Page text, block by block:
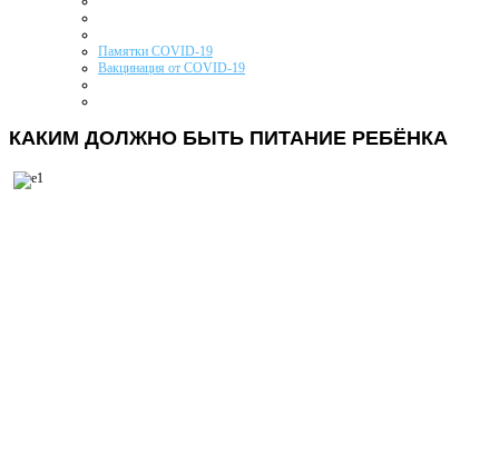
Памятки COVID-19
Вакцинация от COVID-19
КАКИМ ДОЛЖНО БЫТЬ ПИТАНИЕ РЕБЁНКА